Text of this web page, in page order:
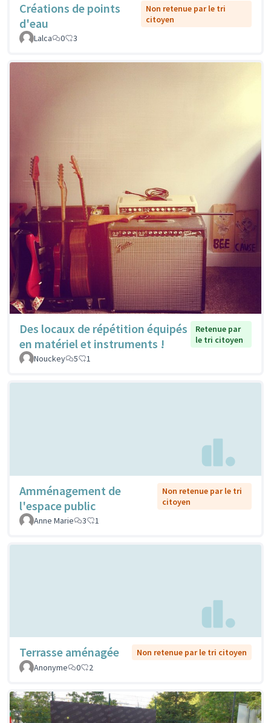
Créations de points
d'eau
Non retenue par le tri
citoyen
Lalca
0 3
Des locaux de répétition équipés
en matériel et instruments !
Retenue par
le tri citoyen
Nouckey
5 1
Amménagement de
l'espace public
Non retenue par le tri
citoyen
Anne Marie
3 1
Terrasse aménagée
Non retenue par le tri citoyen
Anonyme
0 2